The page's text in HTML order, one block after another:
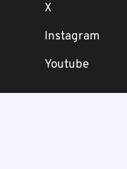
X
Instagram
Youtube